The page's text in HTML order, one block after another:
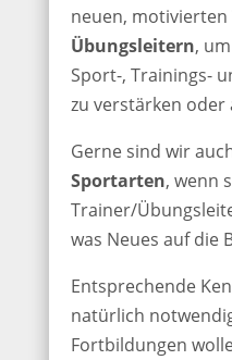
neuen, motivierten
Übungsleitern,
Sport-, Trainings-
zu verstärken oder
Gerne sind wir
Sportarten, wenn
Trainer/
was Neues auf die
Entsprechende
natürlich
Fortbildungen